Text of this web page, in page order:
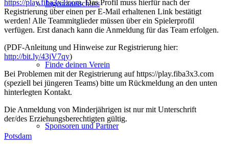
Jugendausschuss
Finde deinen Verein
Sponsoren und Partner
https://play.fiba3x3.com. Das Profil muss hierfür nach der
Registrierung über einen per E-Mail erhaltenen Link bestätigt
werden! Alle Teammitglieder müssen über ein Spielerprofil
verfügen. Erst danach kann die Anmeldung für das Team erfolgen.
(PDF-Anleitung und Hinweise zur Registrierung hier:
http://bit.ly/43jV7qy)
Bei Problemen mit der Registrierung auf https://play.fiba3x3.com
(speziell bei jüngeren Teams) bitte um Rückmeldung an den unten
hinterlegten Kontakt.
Die Anmeldung von Minderjährigen ist nur mit Unterschrift
der/des Erziehungsberechtigten gültig.
Potsdam